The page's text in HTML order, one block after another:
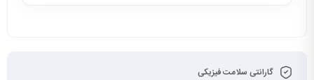
گارانتی سلامت فیزیکی